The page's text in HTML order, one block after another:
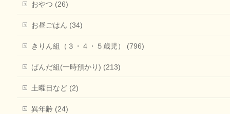
おやつ (26)
お昼ごはん (34)
きりん組（３・４・５歳児） (796)
ぱんだ組(一時預かり) (213)
土曜日など (2)
異年齢 (24)